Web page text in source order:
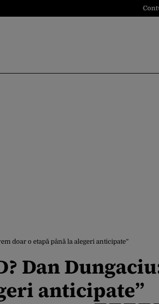
doar o etapă până la alegeri anticipate”
Dan
anticipate”